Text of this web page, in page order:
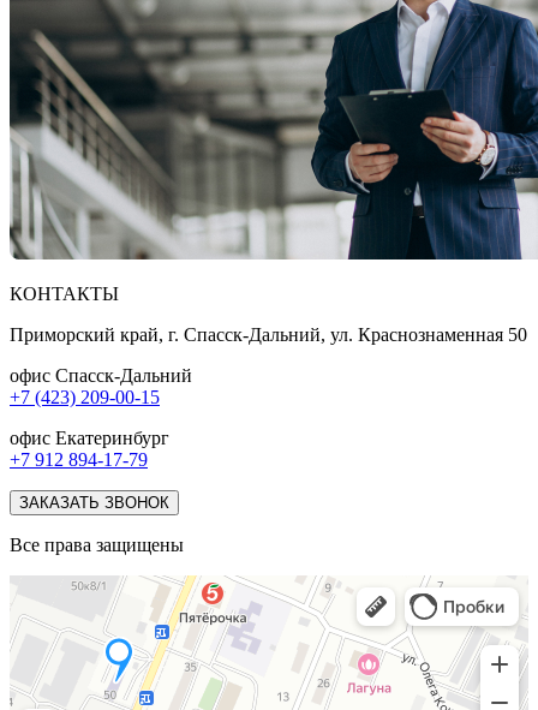
КОНТАКТЫ
Приморский край, г. Спасск-Дальний, ул. Краснознаменная 50
офис Спасск-Дальний
+7 (423) 209-00-15
офис Екатеринбург
+7 912 894-17-79
ЗАКАЗАТЬ ЗВОНОК
Все права защищены